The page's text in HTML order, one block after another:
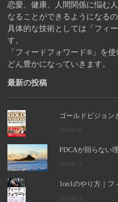
恋愛、健康、人間関係に悩む
なることができるようになるの
具体的な技術としては「フィ
す。
「フィードフォワード®」を
どん豊かになっていきます。
最新の投稿
ゴールドビジョン
2026.07.01
PDCAが回らない
2026.06.12
1on1のやり方｜フ
2026.06.12